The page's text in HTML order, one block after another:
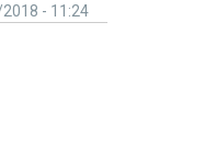
- 11:24